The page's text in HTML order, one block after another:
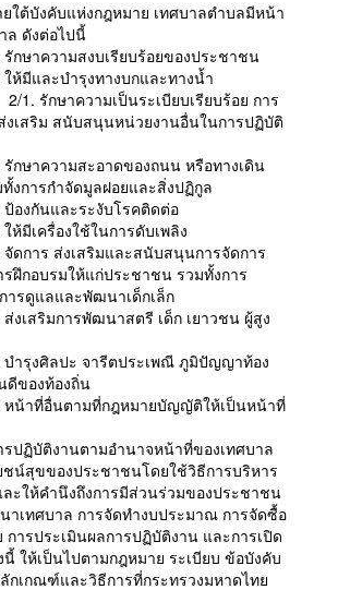
ใต้บังคับแห่งกฎหมาย เทศบาลตำบลมีหน้า
ล ดังต่อไปนี้
งบเรียบร้อยของประชาชน
รุงทางบกและทางน้ำ
มเป็นระเบียบเรียบร้อย การ
งเสริม สนับสนุนหน่วยงานอื่นในการปฏิบัติ
ะอาดของถนน หรือทางเดิน
งการกำจัดมูลฝอยและสิ่งปฏิกูล
ระงับโรคติดต่อ
ใช้ในการดับเพลิง
สริมและสนับสนุนการจัดการ
ฝึกอบรมให้แก่ประชาชน รวมทั้งการ
รดูแลและพัฒนาเด็กเล็ก
พัฒนาสตรี เด็ก เยาวชน ผู้สูง
จารีตประเพณี ภูมิปัญญาท้อง
ของท้องถิ่น
มที่กฎหมายบัญญัติให้เป็นหน้าที่
ามอำนาจหน้าที่ของเทศบาล
ชน์สุขของประชาชนโดยใช้วิธีการบริหาร
ะให้คำนึงถึงการมีส่วนร่วมของประชาชน
เทศบาล การจัดทำงบประมาณ การจัดซื้อ
การประเมินผลการปฏิบัติงาน และการเปิด
ให้เป็นไปตามกฎหมาย ระเบียบ ข้อบังคับ
กเกณฑ์และวิธีการที่กระทรวงมหาดไทย